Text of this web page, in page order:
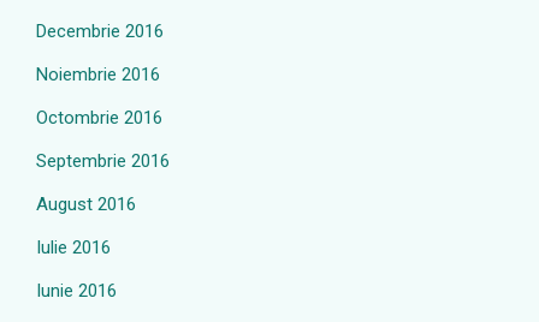
Decembrie 2016
Noiembrie 2016
Octombrie 2016
Septembrie 2016
August 2016
Iulie 2016
Iunie 2016